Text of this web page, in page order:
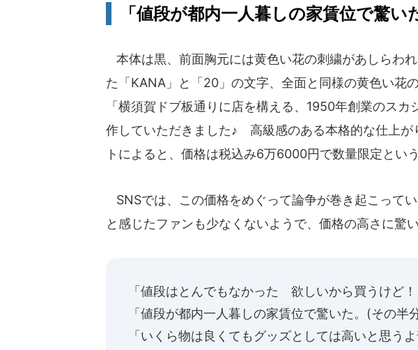
「値段が都内一人暮しの家賃位で驚い
本体は黒、前面胸元には黄色い花の刺繍があしらわ
た「KANA」と「20」の文字、全面と同様の黄色い花
「横須賀ドブ板通りに店を構える、1950年創業のスカ
作していただきました♪ 高級感のある本格的な仕上が
トによると、価格は税込み6万6000円で数量限定という
SNSでは、この価格をめぐって論争が巻き起こって
と感じたファンも少なくないようで、価格の高さに驚
「値段はとんでもなかった 欲しいから買うけど！
「値段が都内一人暮しの家賃位で驚いた。(その半
「いくら物は良くてもグッズとしては高いと思うよ